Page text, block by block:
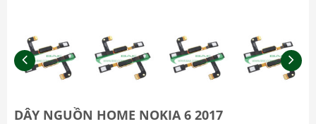
DÂY NGUỒN HOME NOKIA 6 2017